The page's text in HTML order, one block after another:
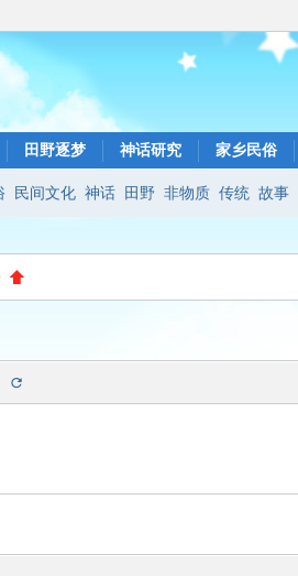
田野逐梦 神话研究 家乡民俗
民间文化 神话 田野 非物质 传统 故事